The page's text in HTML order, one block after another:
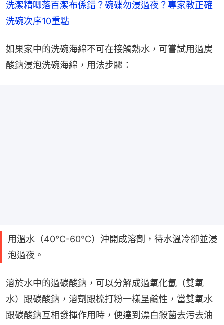
洗潔精唧落百潔布係錯？碗碟勿浸過夜？專家教正確
洗碗次序10重點
如果家中的洗碗海綿不可在接觸熱水，可嘗試用過炭
酸鈉浸泡洗碗海綿，用法步驟：
用溫水（40°C-60°C）沖開成溶劑，待水溫冷卻並浸
泡過夜。
溶於水中的過碳酸鈉，可以分解成過氧化氫（雙氧
水）跟碳酸鈉，溶劑跟梳打粉一樣呈鹼性，當雙氧水
跟碳酸鈉互相發揮作用時，便達到漂白殺菌去污去油